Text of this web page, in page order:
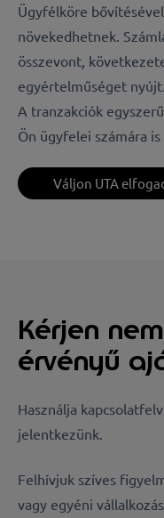
Ügyfélköre
növekedhetnek.
összevont,
egyértelműséget nyújt.
A tranzakciók
Ön ügyfelei számára
Váljon UTA
Kérjen
érvényű
Használja
jelentkezünk.
Felhívjuk szíves
vagy egyéni